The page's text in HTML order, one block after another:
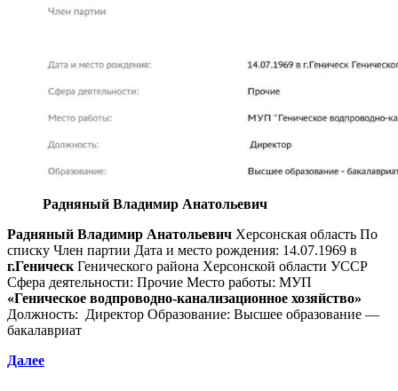
Радняный Владимир Анатольевич
Радняный Владимир Анатольевич Херсонская область По
списку Член партии Дата и место рождения: 14.07.1969 в
г.Геническ Генического района Херсонской области УССР
Сфера деятельности: Прочие Место работы: МУП
«Геническое водпроводно-канализационное хозяйство»
Должность: Директор Образование: Высшее образование —
бакалавриат
Далее